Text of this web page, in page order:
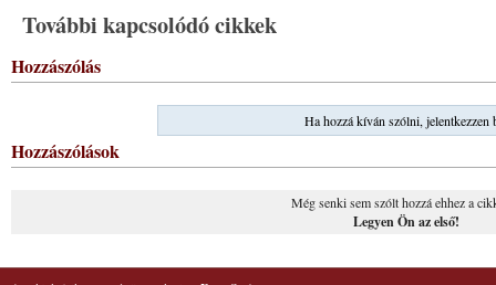
További kapcsolódó cikkek
Hozzászólás
Ha hozzá kíván szólni, jelentkezzen
Hozzászólások
Még senki sem szólt hozzá ehhez a
Legyen Ön az első!